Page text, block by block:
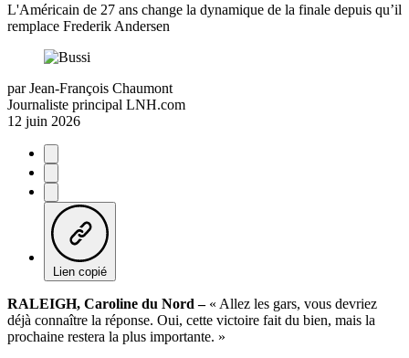
L'Américain de 27 ans change la dynamique de la finale depuis qu’il
remplace Frederik Andersen
par Jean-François Chaumont
Journaliste principal LNH.com
12 juin 2026
Lien copié
RALEIGH, Caroline du Nord –« Allez les gars, vous devriez
déjà connaître la réponse. Oui, cette victoire fait du bien, mais la
prochaine restera la plus importante. »